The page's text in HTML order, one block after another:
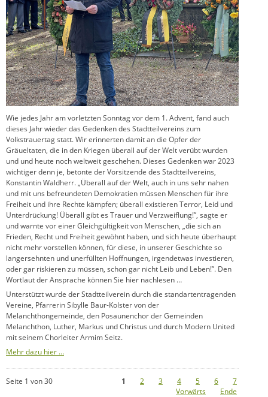
Wie jedes Jahr am vorletzten Sonntag vor dem 1. Advent, fand auch
dieses Jahr wieder das Gedenken des Stadtteilvereins zum
Volkstrauertag statt. Wir erinnerten damit an die Opfer der
Gräueltaten, die in den Kriegen überall auf der Welt verübt wurden
und und heute noch weltweit geschehen. Dieses Gedenken war 2023
wichtiger denn je, betonte der Vorsitzende des Stadtteilvereins,
Konstantin Waldherr. „Überall auf der Welt, auch in uns sehr nahen
und mit uns befreundeten Demokratien müssen Menschen für ihre
Freiheit und ihre Rechte kämpfen; überall existieren Terror, Leid und
Unterdrückung! Überall gibt es Trauer und Verzweiflung!”, sagte er
und warnte vor einer Gleichgültigkeit von Menschen, „die sich an
Frieden, Recht und Freiheit gewöhnt haben, und sich heute überhaupt
nicht mehr vorstellen können, für diese, in unserer Geschichte so
langersehnten und unerfüllten Hoffnungen, irgendetwas investieren,
oder gar riskieren zu müssen, schon gar nicht Leib und Leben!”. Den
Wortlaut der Ansprache können Sie hier nachlesen …
Unterstützt wurde der Stadtteilverein durch die standartentragenden
Vereine, Pfarrerin Sibylle Baur-Kolster von der
Melanchthongemeinde, den Posaunenchor der Gemeinden
Melanchthon, Luther, Markus und Christus und durch Modern United
mit seinem Chorleiter Armim Seitz.
Mehr dazu hier …
Seite 1 von 30 1 2 3 4 5 6
7
Vorwärts
Ende